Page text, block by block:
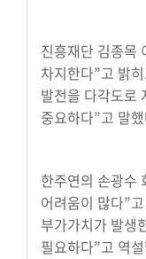
진흥재단 김종목
차지한다”고 밝
발전을 다각도로
중요하다”고 말
한주연의 손광수
어려움이 많다”
부가가치가 발생
필요하다”고 역